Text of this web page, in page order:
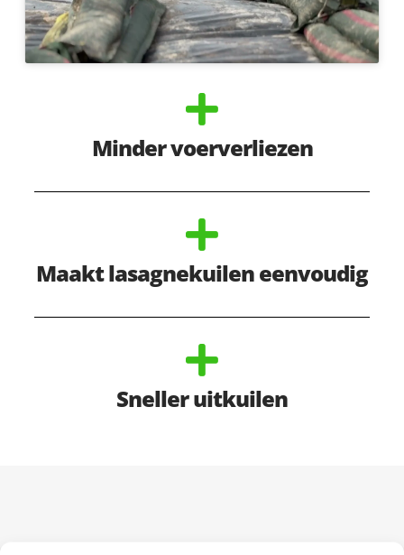
Minder voerverliezen
Maakt lasagnekuilen eenvoudig
Sneller uitkuilen